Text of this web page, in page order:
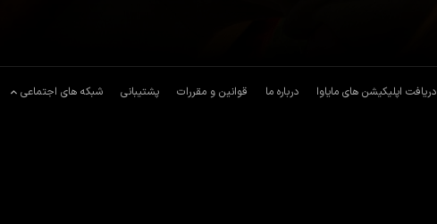
دریافت اپلیکیشن های مایاوا درباره ما قوانین و مقررات پشتیبانی شبکه های اجتماعی